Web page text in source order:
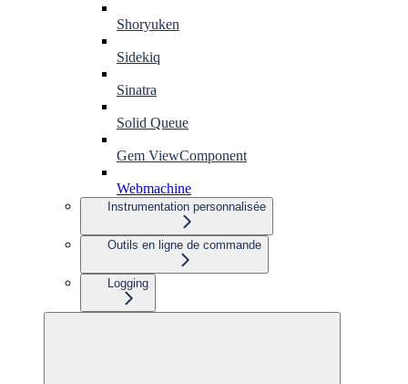
Shoryuken
Sidekiq
Sinatra
Solid Queue
Gem ViewComponent
Webmachine
Instrumentation personnalisée
Outils en ligne de commande
Logging